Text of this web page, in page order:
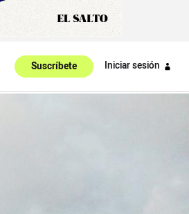
Suscríbete Iniciar sesión